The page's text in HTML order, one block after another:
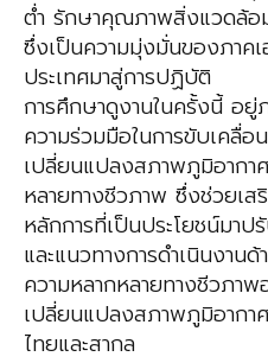
ต่ำ รักษาคุณภาพสิ่งแวดล้อ
ซึ่งเป็นความมุ่งมั่นของภาค
ประเทศมาสู่การปฏิบัติ
การศึกษาดูงานในครั้งนี้ อยู่
ความร่วมมือในการขับเคลื่อ
เปลี่ยนแปลงสภาพภูมิอากา
หลายทางชีวภาพ ซึ่งช่วยเส
หลักการที่เป็นประโยชน์มาป
และแนวทางการดำเนินงาน
ความหลากหลายทางชีวภา
เปลี่ยนแปลงสภาพภูมิอาก
ไทยและสากล